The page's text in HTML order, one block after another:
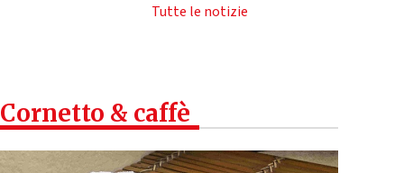
Tutte le notizie
Cornetto & caffè